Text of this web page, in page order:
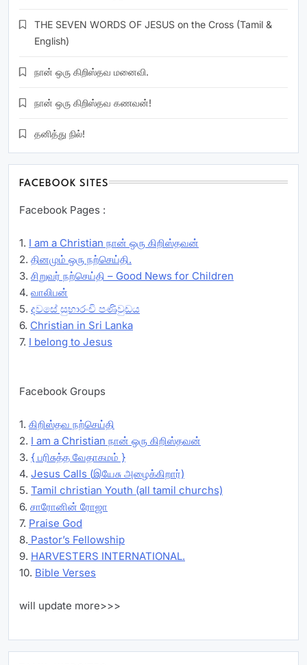
THE SEVEN WORDS OF JESUS on the Cross (Tamil &
English)
நான் ஒரு கிறிஸ்தவ மனைவி.
நான் ஒரு கிறிஸ்தவ கணவன்!
தனித்து நில்!
FACEBOOK SITES
Facebook Pages :
1. I am a Christian நான் ஒரு கிறிஸ்தவன்
2. தினமும் ஒரு நற்செய்தி.
3. சிறுவர் நற்செய்தி – Good News for Children
4. வாலிபன்
5. දවසේ සුභාරංචි පණිවුඩය
6. Christian in Sri Lanka
7. I belong to Jesus
Facebook Groups
1. கிறிஸ்தவ நற்செய்தி
2. I am a Christian நான் ஒரு கிறிஸ்தவன்
3. { பரிசுத்த வேதாகமம் }
4. Jesus Calls (இயேசு அழைக்கிறார்)
5. Tamil christian Youth (all tamil churchs)
6. சாரோனின் ரோஜா
7. Praise God
8. Pastor’s Fellowship
9. HARVESTERS INTERNATIONAL.
10. Bible Verses
will update more>>>